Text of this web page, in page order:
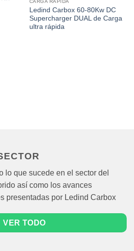
CARGA RAPIDA
Ledind Carbox 60-80Kw DC
Supercharger DUAL de Carga
ultra rápida
lo que sucede en el sector del
así como los avances
presentadas por Ledind Carbox
VER TODO